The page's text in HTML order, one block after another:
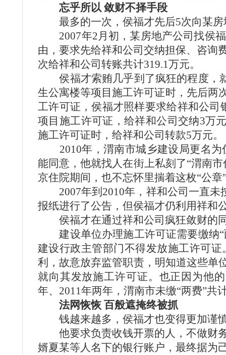
忘乎所以 敛财不择手段
最多的一次，侯福才先后5次向某房
2007年2月初，某房地产公司找侯福
由，要求先给祥和公司交纳担保、咨询
次给祥和公司转账共计319.1万元。
侯福才索贿几乎到了疯狂的程度，就
生公寓楼等项目施工许可证时，先后两
工许可证，侯福才照样要求给祥和公司
项目施工许可证，给祥和公司交纳3万
施工许可证时，给祥和公司转款5万元。
2010年，渭南市城乡建设局更名为
能同意，他就找人在街上私刻了“渭南
京住院期间，也不忘怀里揣着这枚“公
2007年到2010年，祥和公司一直未
报纸进行了公告，但侯福才仍利用祥和
侯福才在通过祥和公司疯狂敛财的
建设单位办理施工许可证需要缴纳“
建设行政主管部门不得发放施工许可
利，故意放弃监管职责，明知道这些单
就向其发放施工许可证。也正因为他
年、2011年两年，渭南市未缴“两费”共
法网恢恢 百般遮掩终被抓
钱越来越多，侯福才也变得更加谨
他要求负责收钱开票的人，不做财务
婿夏某等人名下的银行账户，最终据为